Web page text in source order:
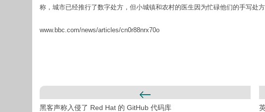
称，城市已经推行了数字处方，但小城镇和农村的医生因为忙碌他们的手写处方
www.bbc.com/news/articles/cn0r88nrx70o
黑客声称入侵了 Red Hat 的 GitHub 代码库